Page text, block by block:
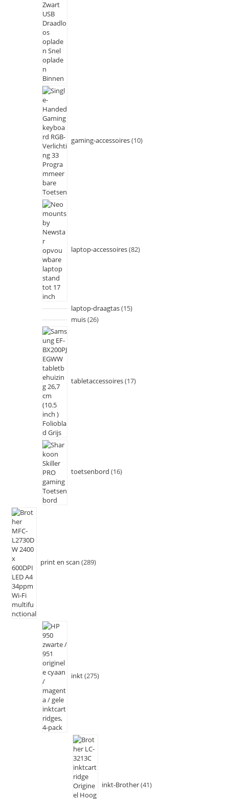
gaming-accessoires 10
laptop-accessoires 82
laptop-draagtas 15
muis 26
tabletaccessoires 17
toetsenbord 16
print en scan 289
inkt 275
inkt-Brother 41